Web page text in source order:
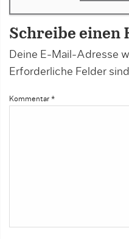
Schreibe einen
Deine E-Mail-Adresse
Erforderliche Felder
Kommentar *